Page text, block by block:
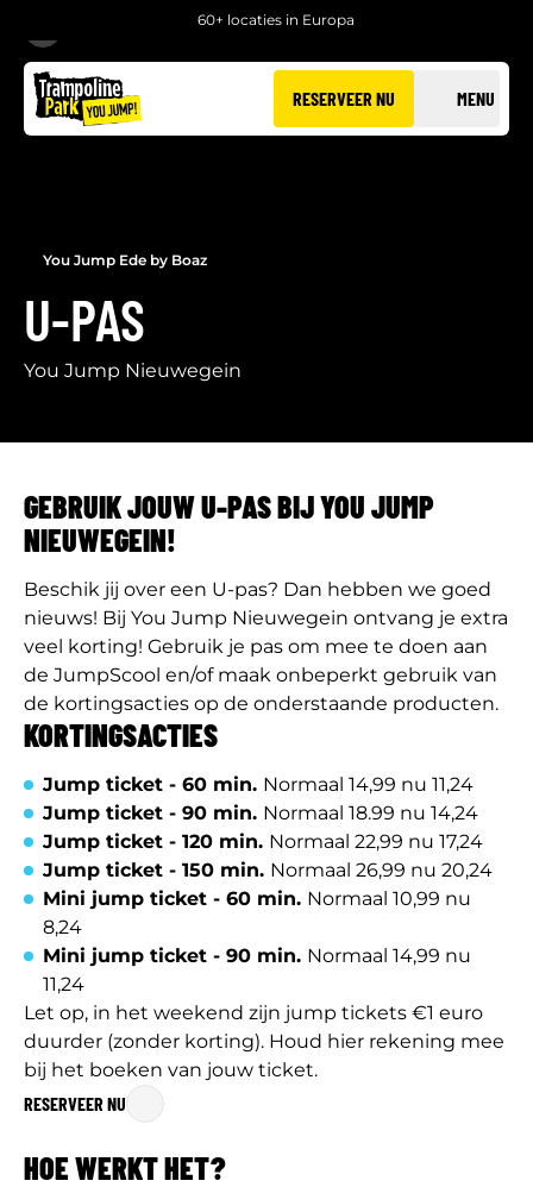
60+ locaties in Europa
RESERVEER NU MENU
You Jump Ede by Boaz
U-PAS
You Jump Nieuwegein
GEBRUIK JOUW U-PAS BIJ YOU JUMP
NIEUWEGEIN!
Beschik jij over een U-pas? Dan hebben we goed
nieuws! Bij You Jump Nieuwegein ontvang je extra
veel korting! Gebruik je pas om mee te doen aan
de JumpScool en/of maak onbeperkt gebruik van
de kortingsacties op de onderstaande producten.
KORTINGSACTIES
Jump ticket - 60 min. Normaal 14,99 nu 11,24
Jump ticket - 90 min. Normaal 18.99 nu 14,24
Jump ticket - 120 min. Normaal 22,99 nu 17,24
Jump ticket - 150 min. Normaal 26,99 nu 20,24
Mini jump ticket - 60 min. Normaal 10,99 nu
8,24
Mini jump ticket - 90 min. Normaal 14,99 nu
11,24
Let op, in het weekend zijn jump tickets €1 euro
duurder (zonder korting). Houd hier rekening mee
bij het boeken van jouw ticket.
RESERVEER NU
HOE WERKT HET?